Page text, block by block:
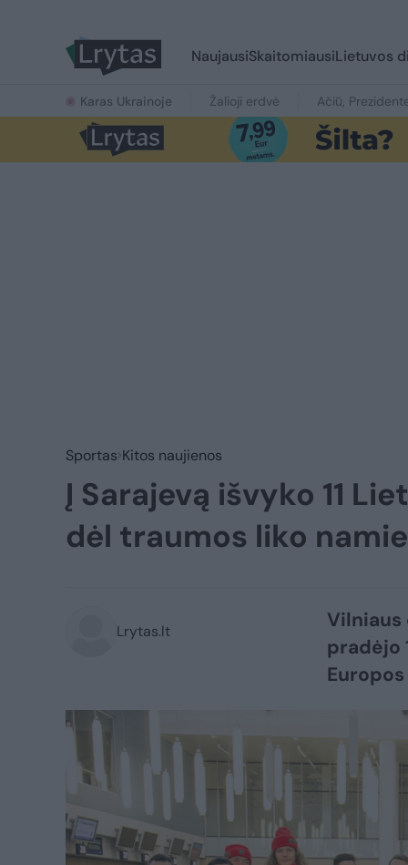
NaujausiSkaitomiausiLietuvos
Karas Ukrainoje Žalioji erdvė Ačiū,
Sportas Kitos naujienos
Į Sarajevą išvyko 11
dėl traumos liko namie
Lrytas.lt
Vilniaus
pradėjo